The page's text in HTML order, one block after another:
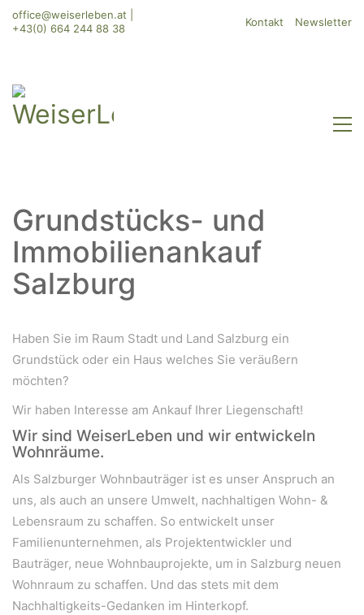
office@weiserleben.at
+43(0) 664 244 88 38
Kontakt Newsletter
Grundstücks- und
Immobilienankauf
Salzburg
Haben Sie im Raum Stadt und Land Salzburg ein
Grundstück oder ein Haus welches Sie veräußern
möchten?
Wir haben Interesse am Ankauf Ihrer Liegenschaft!
Wir sind WeiserLeben und wir entwickeln
Wohnräume.
Als Salzburger Wohnbauträger ist es unser Anspruch an
uns, als auch an unsere Umwelt, nachhaltigen Wohn- &
Lebensraum zu schaffen. So entwickelt unser
Familienunternehmen, als Projektentwickler und
Bauträger, neue Wohnbauprojekte, um in Salzburg neuen
Wohnraum zu schaffen. Und das stets mit dem
Nachhaltigkeits-Gedanken im Hinterkopf.